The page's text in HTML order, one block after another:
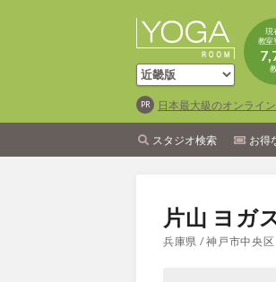
現
教室
日本最大級のオンライ
スタジオ検索 お得
片山 ヨガ
兵庫県 / 神戸市中央区